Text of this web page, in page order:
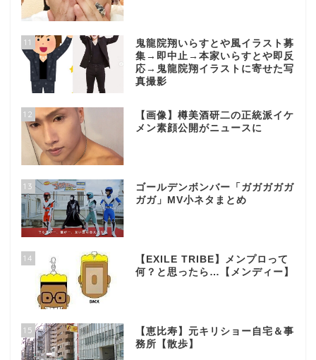
11
鬼龍院翔いらすとや風イラスト募
集→即中止→本家いらすとや即反
応→鬼龍院翔イラストに寄せた写
真撮影
12
【画像】樽美酒研二の正統派イケ
メン素顔公開がニュースに
13
ゴールデンボンバー「ガガガガガ
ガガ」MV小ネタまとめ
14
【EXILE TRIBE】メンプロって
何？と思ったら…【メンディー】
15
【恵比寿】元キリショー自宅＆事
務所【散歩】